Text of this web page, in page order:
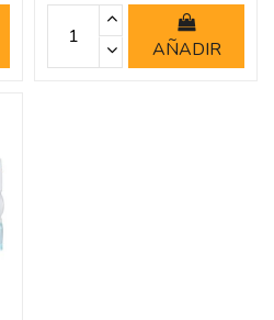
AÑADIR